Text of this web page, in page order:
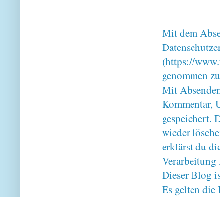
Mit dem
(https://
genommen
Mit
Kommentar,
gespeichert.
wieder
erklärst du
Verarbeitung
Dieser Blog
Es gelten